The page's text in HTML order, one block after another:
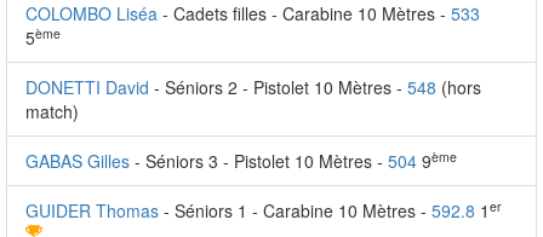
COLOMBO Liséa - Cadets filles - Carabine 10 Mètres - 533
5ème
DONETTI David - Séniors 2 - Pistolet 10 Mètres - 548 (hors
match)
GABAS Gilles - Séniors 3 - Pistolet 10 Mètres - 504 9ème
GUIDER Thomas - Séniors 1 - Carabine 10 Mètres - 592.8 1 er